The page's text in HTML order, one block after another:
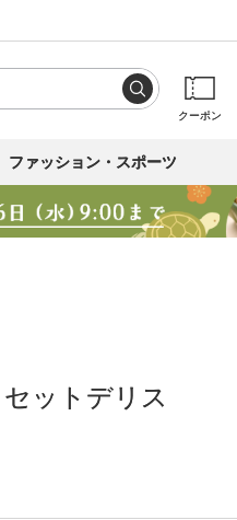
クーポン
ファッション・スポーツ
ットデリス